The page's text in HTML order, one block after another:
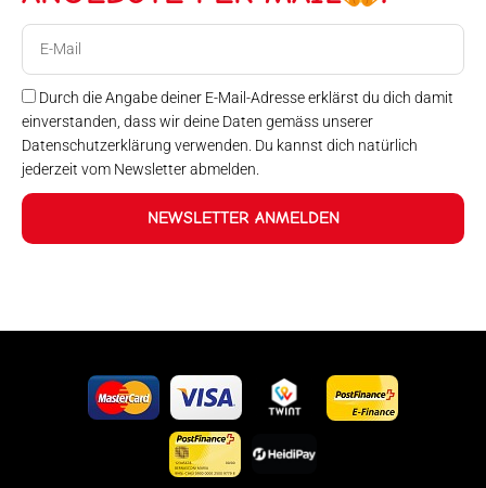
Durch die Angabe deiner E-Mail-Adresse erklärst du dich damit
einverstanden, dass wir deine Daten gemäss unserer
Datenschutzerklärung verwenden. Du kannst dich natürlich
jederzeit vom Newsletter abmelden.
NEWSLETTER ANMELDEN